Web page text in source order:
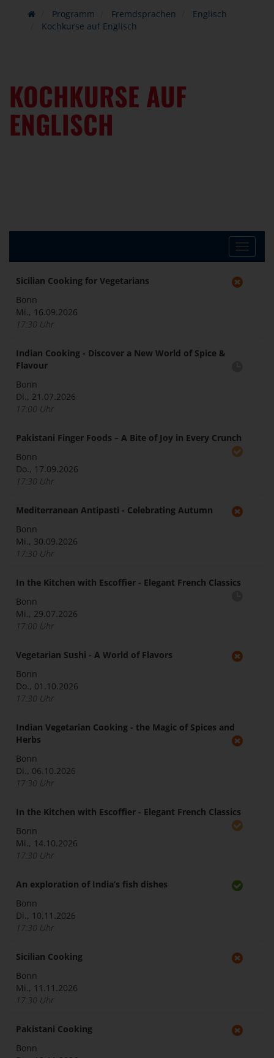
Programm Fremdsprachen
Englisch
Kochkurse auf Englisch
KOCHKURSE AUF
ENGLISCH
Toggle
Sicilian Cooking for Vegetarians
Bonn
Mi., 16.09.2026
17:30 Uhr
Indian Cooking - Discover a New World of Spice &
Flavour
Bonn
Di., 21.07.2026
17:00 Uhr
Pakistani Finger Foods – A Bite of Joy in Every Crunch
Bonn
Do., 17.09.2026
17:30 Uhr
Mediterranean Antipasti - Celebrating Autumn
Bonn
Mi., 30.09.2026
17:30 Uhr
In the Kitchen with Escoffier - Elegant French Classics
Bonn
Mi., 29.07.2026
17:00 Uhr
Vegetarian Sushi - A World of Flavors
Bonn
Do., 01.10.2026
17:30 Uhr
Indian Vegetarian Cooking - the Magic of Spices and
Herbs
Bonn
Di., 06.10.2026
17:30 Uhr
In the Kitchen with Escoffier - Elegant French Classics
Bonn
Mi., 14.10.2026
17:30 Uhr
An exploration of India’s fish dishes
Bonn
Di., 10.11.2026
17:30 Uhr
Sicilian Cooking
Bonn
Mi., 11.11.2026
17:30 Uhr
Pakistani Cooking
Bonn